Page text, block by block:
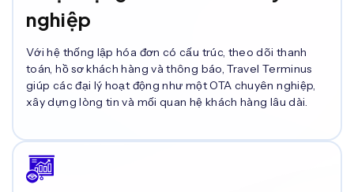
nghiệp
Với hệ thống lập hóa đơn có cấu trúc, theo dõi thanh
toán, hồ sơ khách hàng và thông báo, Travel Terminus
giúp các đại lý hoạt động như một OTA chuyên nghiệp,
xây dựng lòng tin và mối quan hệ khách hàng lâu dài.